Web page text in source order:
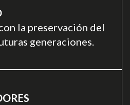
la preservación del
generaciones.